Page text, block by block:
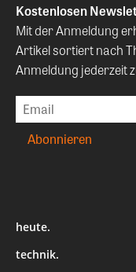
Kostenlosen
Mit der Anmeldung
Artikel sortiert nach
Anmeldung jederzeit
heute.
technik.